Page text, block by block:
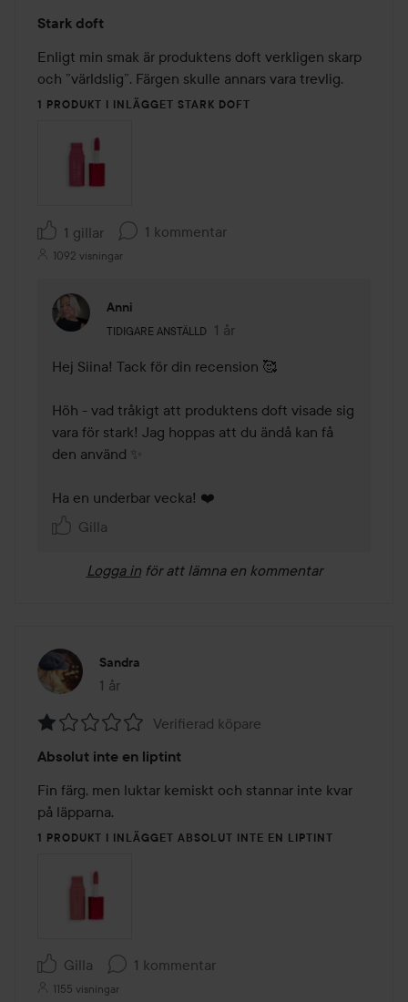
2
av
5
Stark doft
Enligt min smak är produktens doft verkligen skarp
och ”världslig”. Färgen skulle annars vara trevlig.
1 PRODUKT I INLÄGGET STARK DOFT
1 gillar 1 kommentar
1092 visningar
Anni
TIDIGARE ANSTÄLLD
Användarens roll: Tidigare anställd.
1 år
Kommentaren lades 1 år
Hej Siina! Tack för din recension 🥰
Höh - vad tråkigt att produktens doft visade sig
vara för stark! Jag hoppas att du ändå kan få
den använd ✨
Ha en underbar vecka! ❤️
Gilla
Logga in för att lämna en kommentar
Sandra
1 år
Inlägget skapades 1 år
1
av
5
Verifierad köpare
Absolut inte en liptint
Fin färg, men luktar kemiskt och stannar inte kvar
på läpparna.
1 PRODUKT I INLÄGGET ABSOLUT INTE EN LIPTINT
Gilla 1 kommentar
1155 visningar